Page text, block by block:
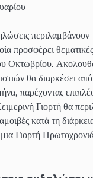
περιλαμβάνουν
προσφέρει θεματικές
Οκτωβρίου.
θα διαρκέσει
παρέχοντας
Γιορτή θα
κατά τη
Γιορτή